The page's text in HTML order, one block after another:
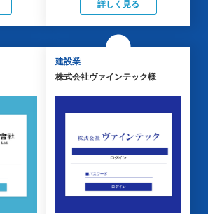
詳しく見る
建設業
株式会社ヴァインテック様